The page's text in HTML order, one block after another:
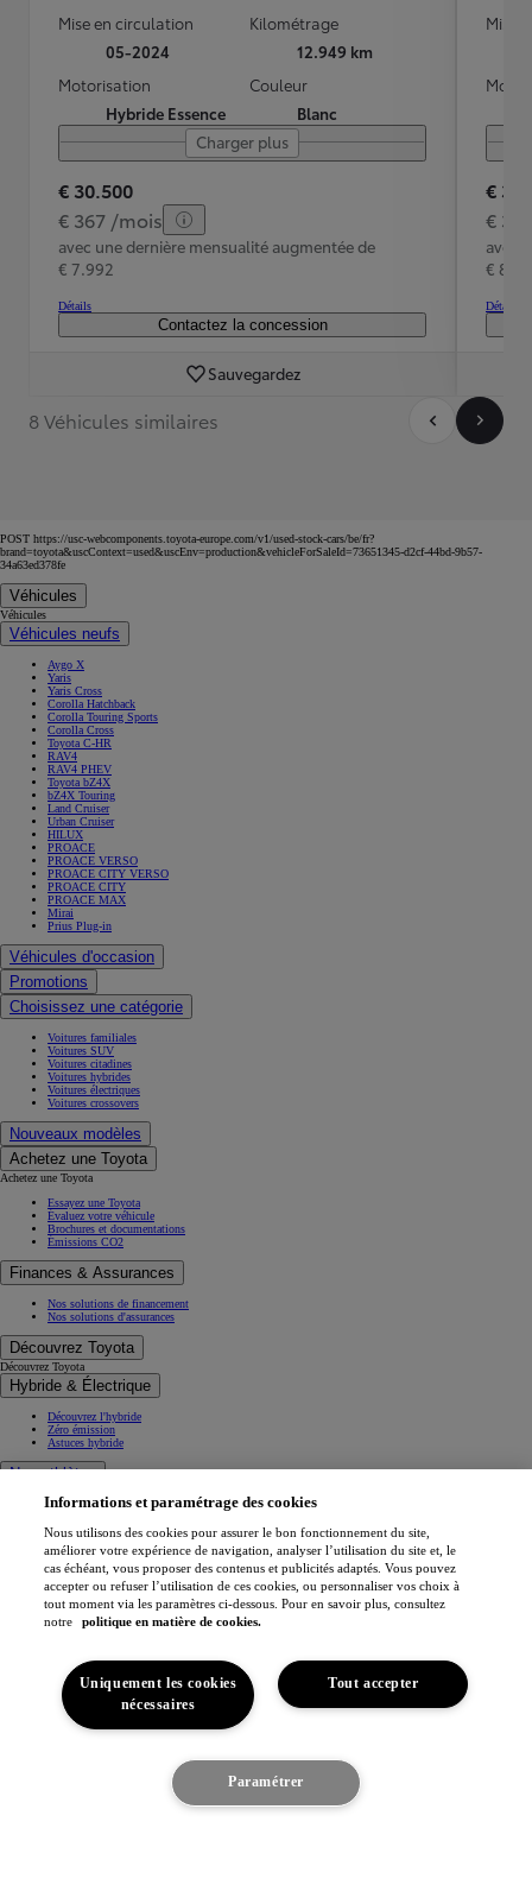
Mise en circulation
05-2024
Kilométrage
12.949 km
Motorisation
Hybride Essence
Couleur
Blanc
Charger plus
€ 30.500
€ 367 /mois
avec une dernière mensualité augmentée de
€ 7.992
Détails
Contactez la concession
Sauvegardez
Mise
€
€
avec
€
Détails
8 Véhicules similaires
Découvrez le véhicule
POST https://usc-webcomponents.toyota-europe.com/v1/used-stock-cars/be/fr?
brand=toyota&uscContext=used&uscEnv=production&vehicleForSaleId=73651345-d2cf-44bd-9b57-
34a63ed378fe
Véhicules
Véhicules
Véhicules neufs
Aygo X
Yaris
Yaris Cross
Corolla Hatchback
Corolla Touring Sports
Corolla Cross
Toyota C-HR
RAV4
RAV4 PHEV
Toyota bZ4X
bZ4X Touring
Land Cruiser
Urban Cruiser
HILUX
PROACE
PROACE VERSO
PROACE CITY VERSO
PROACE CITY
PROACE MAX
Mirai
Prius Plug-in
Véhicules d'occasion
Promotions
Choisissez une catégorie
Voitures familiales
Voitures SUV
Voitures citadines
Voitures hybrides
Voitures électriques
Voitures crossovers
Nouveaux modèles
Achetez une Toyota
Achetez une Toyota
Essayez une Toyota
Évaluez votre véhicule
Brochures et documentations
Émissions CO2
Finances & Assurances
Nos solutions de financement
Nos solutions d'assurances
Découvrez Toyota
Découvrez Toyota
Hybride & Électrique
Découvrez l'hybride
Zéro émission
Astuces hybride
Nos athlètes
Projets de mobilité
Toyota Gazoo Racing
Toyota GR Sport
Dakar Rally
WRC - Championnat du monde des rallyes
WEC - Championnat du monde d'endurance FIA
GR H2 Racing Concept
This is Toyota
Toyota Belgium
Espace
Pourquoi Toyota
Confort du véhicule
Toyota vision & philosophie
Informations et paramétrage des cookies
Nous utilisons des cookies pour assurer le bon fonctionnement du site,
améliorer votre expérience de navigation, analyser l’utilisation du site et, le
cas échéant, vous proposer des contenus et publicités adaptés. Vous pouvez
accepter ou refuser l’utilisation de ces cookies, ou personnaliser vos choix à
tout moment via les paramètres ci-dessous. Pour en savoir plus, consultez
notre
politique en matière de cookies.
Tout accepter
Uniquement les cookies
nécessaires
Paramétrer